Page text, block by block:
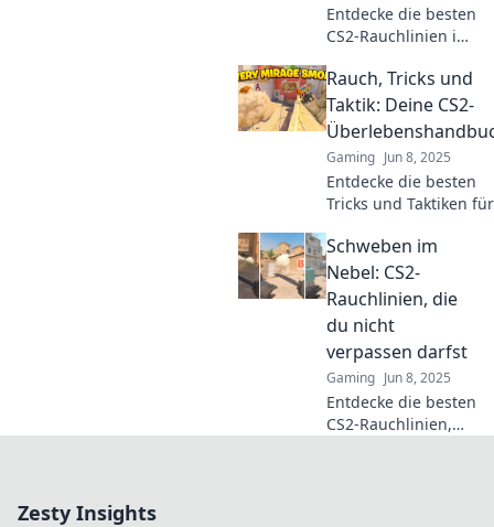
Entdecke die besten
CS2-Rauchlinien in
und überrasche
deine Gegner mit
genialen Tricks!
und mehr!
Rauch, Tricks und
Taktik: Deine CS2-
Gaming Jun 8, 2025
Entdecke die besten
Tricks und Taktiken für
Überlebenshandbuch
und dominiere das
wie nie zuvor!
Schweben im
Nebel: CS2-
Rauchlinien, die
du nicht
verpassen darfst
Gaming Jun 8, 2025
Entdecke die besten
CS2-Rauchlinien,
Zesty Insights